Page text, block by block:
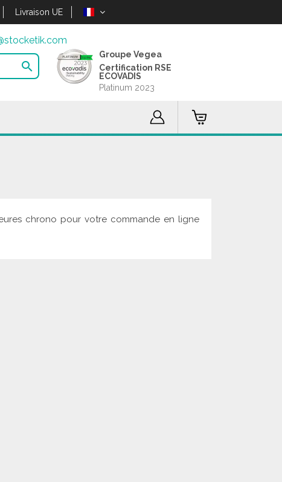
Livraison UE

Groupe Vegea
Certification RSE
ECOVADIS
Platinum 2023
chrono pour votre commande en ligne